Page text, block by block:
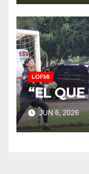
LOFMI
“EL
JUN 6, 2026